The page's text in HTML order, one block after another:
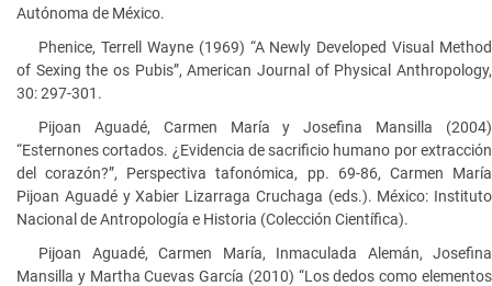
Autónoma de México.
Phenice, Terrell Wayne (1969) “A Newly Developed Visual Method
of Sexing the os Pubis”, American Journal of Physical Anthropology,
30: 297-301.
Pijoan Aguadé, Carmen María y Josefina Mansilla (2004)
“Esternones cortados. ¿Evidencia de sacrificio humano por extracción
del corazón?”, Perspectiva tafonómica, pp. 69-86, Carmen María
Pijoan Aguadé y Xabier Lizarraga Cruchaga (eds.). México: Instituto
Nacional de Antropología e Historia (Colección Científica).
Pijoan Aguadé, Carmen María, Inmaculada Alemán, Josefina
Mansilla y Martha Cuevas García (2010) “Los dedos como elementos